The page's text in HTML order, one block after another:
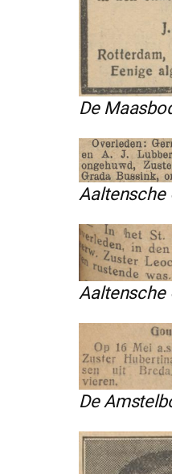
De
Aaltensche
Aaltensche
De